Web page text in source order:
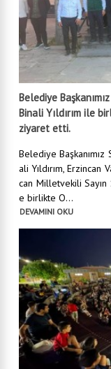
Belediye
Binali Yıldırım ile
ziyaret etti.
Belediye Başkanımız
ali Yıldırım, Erzincan
can Milletvekili
e birlikte O...
DEVAMINI OKU